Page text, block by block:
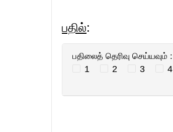
பதில்:
பதிலைத் தெரிவு செய்யவும் :
1 2 3 4